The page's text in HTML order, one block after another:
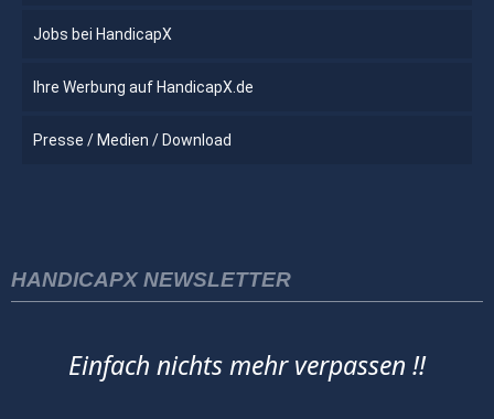
Jobs bei HandicapX
Ihre Werbung auf HandicapX.de
Presse / Medien / Download
HANDICAPX NEWSLETTER
Einfach nichts mehr verpassen !!